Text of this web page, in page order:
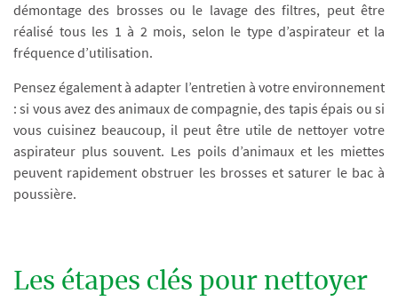
démontage des brosses ou le lavage des filtres, peut être
réalisé tous les 1 à 2 mois, selon le type d’aspirateur et la
fréquence d’utilisation.
Pensez également à adapter l’entretien à votre environnement
: si vous avez des animaux de compagnie, des tapis épais ou si
vous cuisinez beaucoup, il peut être utile de nettoyer votre
aspirateur plus souvent. Les poils d’animaux et les miettes
peuvent rapidement obstruer les brosses et saturer le bac à
poussière.
Les étapes clés pour nettoyer